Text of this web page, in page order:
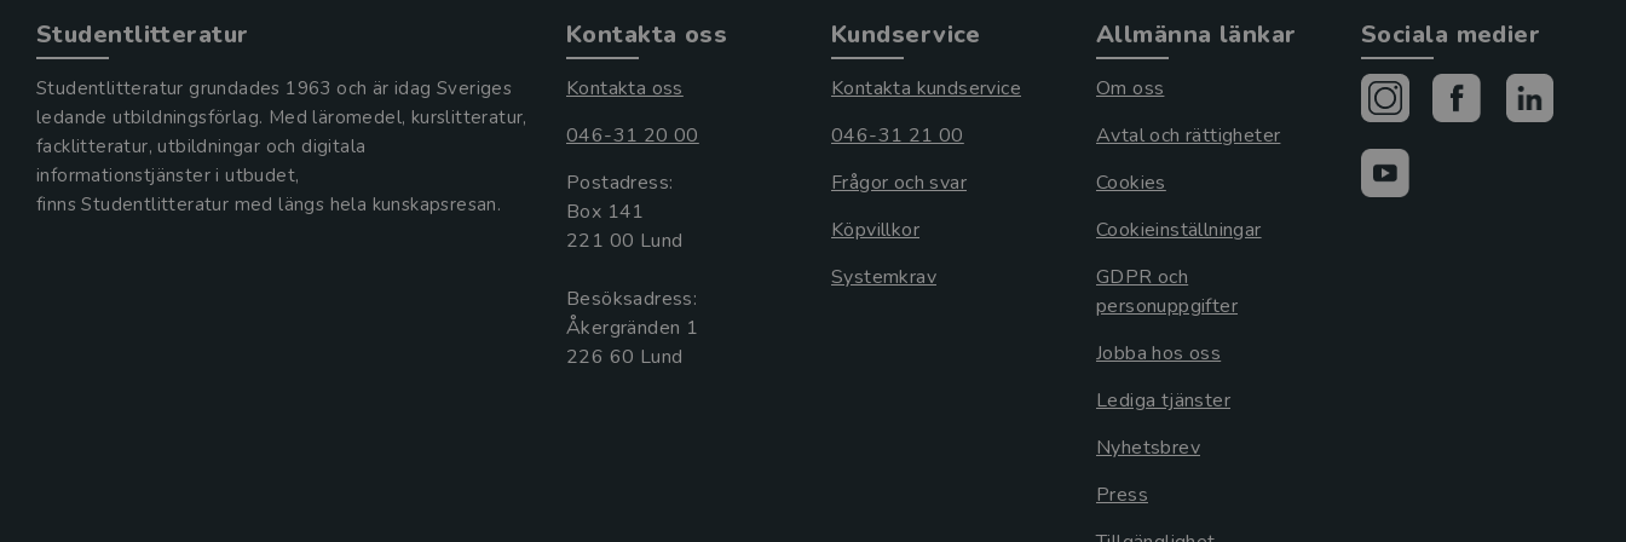
Studentlitteratur
Studentlitteratur grundades 1963 och är idag Sveriges
ledande utbildningsförlag. Med läromedel, kurslitteratur,
facklitteratur, utbildningar och digitala
informationstjänster i utbudet,
finns Studentlitteratur med längs hela kunskapsresan.
Kontakta oss
Kontakta oss
046-31 20 00
Postadress:
Box 141
221 00 Lund
Besöksadress:
Åkergränden 1
Kundservice
Kontakta kundservice
046-31 21 00
Frågor och svar
Köpvillkor
Systemkrav
Allmänna länkar
Om oss
Avtal och rättigheter
Cookies
Cookieinställningar
GDPR och
personuppgifter
Jobba hos oss
Lediga tjänster
Nyhetsbrev
Press
Sociala medier